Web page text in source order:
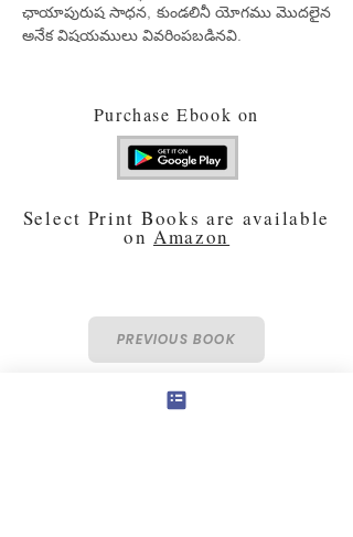
ఛాయాపురుష సాధన, కుండలినీ యోగము మొదలైన
అనేక విషయములు వివరింపబడినవి.
Purchase Ebook on
Select Print Books are available
on Amazon
PREVIOUS BOOK
NEXT BOOK